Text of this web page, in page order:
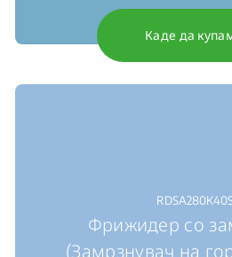
Каде да
Фрижидер со
(Замрзнувач на